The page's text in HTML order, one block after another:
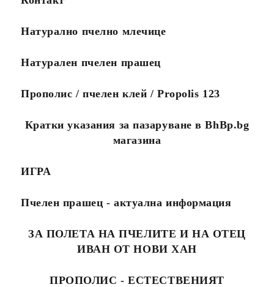
да пристигне максимално
0888323134.
10 работни дни.
Натурално пчелно млечице
Натурален пчелен прашец
Прополис / пчелен клей / Propolis 123
Кратки указания за пазаруване в BhBp.bg
магазина
ИГРА
Пчелен прашец - актуална информация
ЗА ПОЛЕТА НА ПЧЕЛИТЕ И НА ОТЕЦ
ИВАН ОТ НОВИ ХАН
ПРОПОЛИС - ЕСТЕСТВЕНИЯТ